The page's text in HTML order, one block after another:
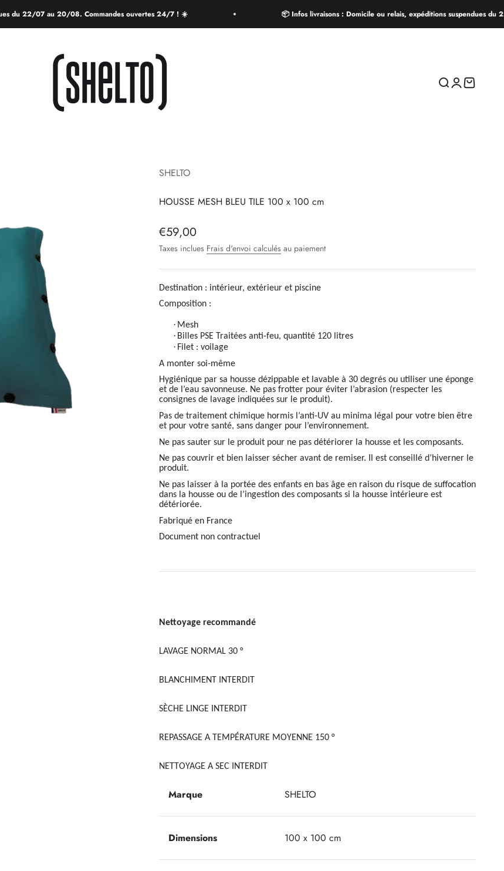
22/07 au 20/08. Commandes ouvertes 24/7 ! ☀️ 📦 Infos livraisons : Domicile ou relais, expéditions suspendues du 22/
SHELTO
Recherche
Connexion
Panier
SHELTO
HOUSSE MESH BLEU TILE 100 x 100 cm
Prix de vente
€59,00
Taxes inclues Frais d'envoi calculés au paiement
Destination : intérieur, extérieur et piscine
Composition :
· Mesh
· Billes PSE Traitées anti-feu, quantité 120 litres
· Filet : voilage
A monter soi-même
Hygiénique par sa housse dézippable et lavable à 30 degrés ou utiliser une éponge
et de l’eau savonneuse. Ne pas frotter pour éviter l’abrasion (respecter les
consignes de lavage indiquées sur le produit).
Pas de traitement chimique hormis l’anti-UV au minima légal pour votre bien être
et pour votre santé, sans danger pour l’environnement.
Ne pas sauter sur le produit pour ne pas détériorer la housse et les composants.
Ne pas couvrir et bien laisser sécher avant de remiser. Il est conseillé d’hiverner le
produit.
Ne pas laisser à la portée des enfants en bas âge en raison du risque de suffocation
dans la housse ou de l’ingestion des composants si la housse intérieure est
détériorée.
Fabriqué en France
Document non contractuel
Nettoyage recommandé
LAVAGE NORMAL 30 °
BLANCHIMENT INTERDIT
SÈCHE LINGE INTERDIT
REPASSAGE A TEMPÉRATURE MOYENNE 150 °
NETTOYAGE A SEC INTERDIT
Marque SHELTO
Dimensions 100 x 100 cm